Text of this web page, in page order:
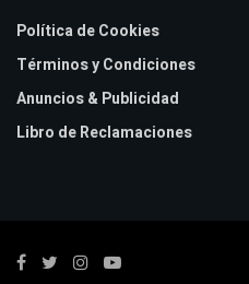
Política de Cookies
Términos y Condiciones
Anuncios & Publicidad
Libro de Reclamaciones